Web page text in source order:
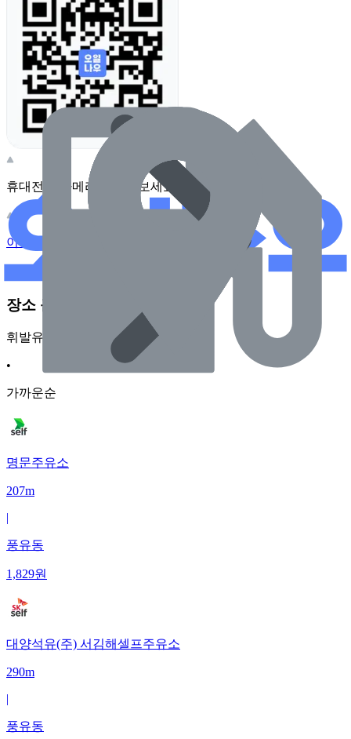
휴대전화 카메라로 찍어보세요
이 주유소의 사장님이신가요?
장소 근처 주유소
휘발유
•
가까운순
명문주유소
207m
|
풍유동
1,829원
대양석유(주) 서김해셀프주유소
290m
|
풍유동